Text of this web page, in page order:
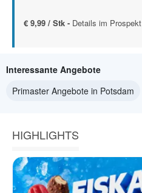
€ 9,99 / Stk - Details im Prospekt
Interessante Angebote
Primaster Angebote in Potsdam
HIGHLIGHTS